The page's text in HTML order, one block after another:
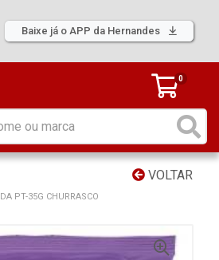
Baixe já o APP da Hernandes
0
VOLTAR
PT-35G CHURRASCO